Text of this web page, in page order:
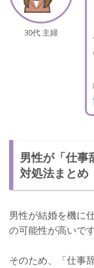
30代 主婦
男性が「仕事
対処法まとめ
男性が結婚を機に
の可能性が高いです
そのため、「仕事